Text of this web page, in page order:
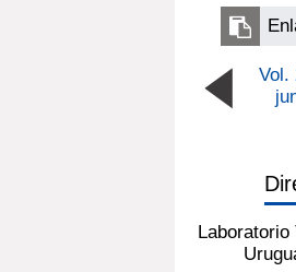
Vol.
Laboratorio